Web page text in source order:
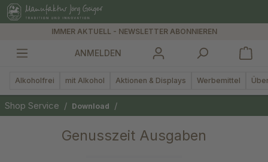
springen
IMMER AKTUELL - NEWSLETTER ABONNIEREN
ANMELDEN
Alkoholfrei mit Alkohol Aktionen & Displays Werbemittel
Shop Service / Download /
Genusszeit Ausgaben